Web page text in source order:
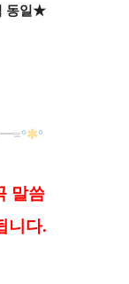
동일★
━≡°✼°
말씀
니다.